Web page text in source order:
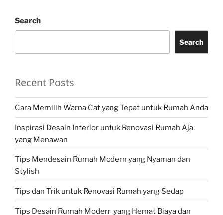
Search
Search
Recent Posts
Cara Memilih Warna Cat yang Tepat untuk Rumah Anda
Inspirasi Desain Interior untuk Renovasi Rumah Aja
yang Menawan
Tips Mendesain Rumah Modern yang Nyaman dan
Stylish
Tips dan Trik untuk Renovasi Rumah yang Sedap
Tips Desain Rumah Modern yang Hemat Biaya dan